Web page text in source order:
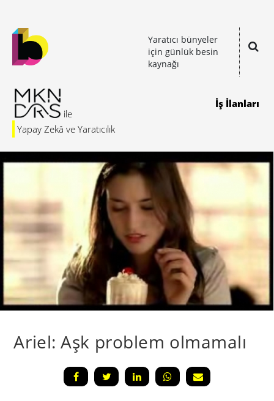
Yaratıcı bünyeler
için günlük besin
kaynağı
Yapay Zekâ ve Yaratıcılık
İş İlanları
Ariel: Aşk problem olmamalı